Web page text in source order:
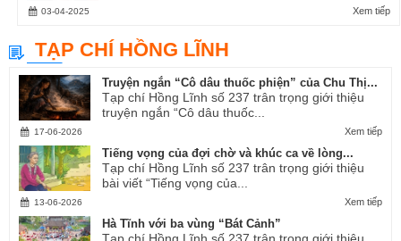
Xem tiếp
03-04-2025
TẠP CHÍ HỒNG LĨNH
Truyện ngắn “Cô dâu thuốc phiện” của Chu Thị...
Tạp chí Hồng Lĩnh số 237 trân trọng giới thiệu
truyện ngắn “Cô dâu thuốc...
Xem tiếp
17-06-2026
Tiếng vọng của đợi chờ và khúc ca về lòng...
Tạp chí Hồng Lĩnh số 237 trân trọng giới thiệu
bài viết “Tiếng vọng của...
Xem tiếp
13-06-2026
Hà Tĩnh với ba vùng “Bát Cảnh”